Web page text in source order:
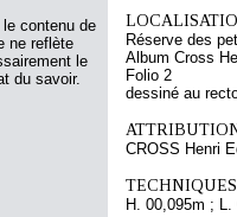
contenu de
ne reflète
le
du savoir.
Réserve des
Album Cross
Folio 2
dessiné au
CROSS Henri
H. 00,095m ; L.